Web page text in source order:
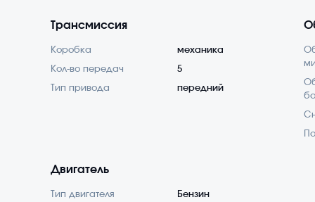
Трансмиссия
Коробка механика
Кол-во передач 5
Тип привода передний
Двигатель
Тип двигателя Бензин